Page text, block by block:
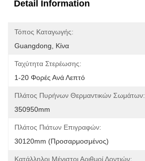
Detail Information
Τόπος Καταγωγής:
Guangdong, Κίνα
Ταχύτητα Στερέωσης:
1-20 Φορές Ανά Λεπτό
Πλάτος Πυρήνων Θερμαντικών Σωμάτων:
350950mm
Πλάτος Πιάτων Επιγραφών:
30120mm (προσαρμοσμένος)
Κατάλληλοι Μέγιστοι Αριθμοί Δοντιών: